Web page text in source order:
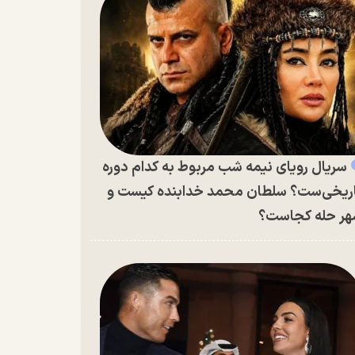
سریال رویای نیمه شب مربوط به کدام دوره
سلطان محمد خدابنده کیست و
حله کجاست؟